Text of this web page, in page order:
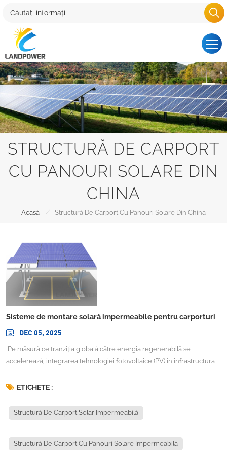
STRUCTURĂ DE CARPORT
CU PANOURI SOLARE DIN
CHINA
Acasă / Structură De Carport Cu Panouri Solare Din China
Sisteme de montare solară impermeabile pentru carporturi
DEC 05, 2025
Pe măsură ce tranziția globală către energia regenerabilă se
accelerează, integrarea tehnologiei fotovoltaice (PV) în infrastructura
terenurilor și de a reduce emisiile de carbon. Printre aceste aplicații
solară au câștigat rapid popularitate în sectoarele comercial, industrial
și rezidențial. Aceste sisteme servesc unui dublu scop: oferă un
electrică curată prin module solare de înaltă eficiență. Odată cu
ETICHETE :
Structură De Carport Solar Impermeabilă
Structură De Carport Cu Panouri Solare Impermeabilă